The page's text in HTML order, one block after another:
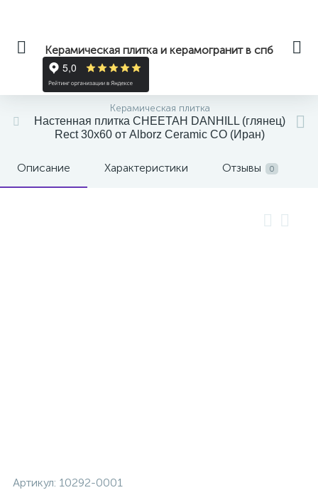
Керамическая плитка и керамогранит в спб
Керамическая плитка
Настенная плитка CHEETAH DANHILL (глянец)
Rect 30x60 от Alborz Ceramic CO (Иран)
Описание Характеристики Отзывы 0
Артикул: 10292-0001